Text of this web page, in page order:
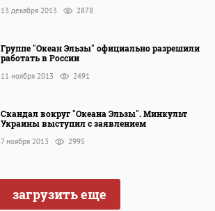
13 декабря 2013 2878
Группе "Океан Эльзы" официально разрешили
работать в России
11 ноября 2013 2491
Скандал вокруг "Океана Эльзы". Минкульт
Украины выступил с заявлением
7 ноября 2013 2995
загрузить еще